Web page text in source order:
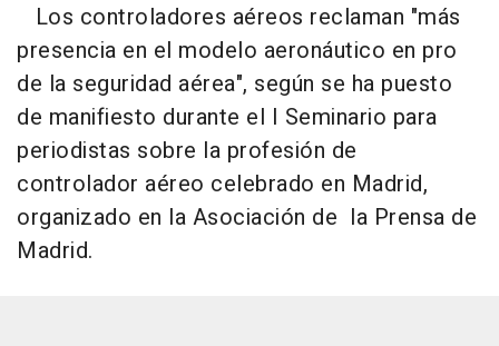
Los controladores aéreos reclaman "más
presencia en el modelo aeronáutico en pro
de la seguridad aérea", según se ha puesto
de manifiesto durante el I Seminario para
periodistas sobre la profesión de
controlador aéreo celebrado en Madrid,
organizado en la Asociación de la Prensa de
Madrid.